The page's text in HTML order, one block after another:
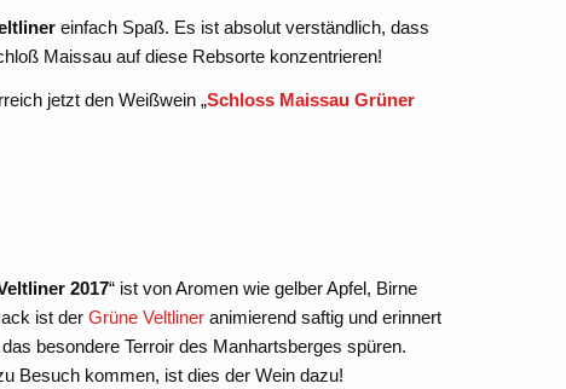
einfach Spaß. Es ist absolut verständlich, dass
Maissau auf diese Rebsorte konzentrieren!
jetzt den Weißwein „Schloss Maissau Grüner
2017“ ist von Aromen wie gelber Apfel, Birne
ist derGrüne Veltliner animierend saftig und erinnert
besondere Terroir des Manhartsberges spüren.
Besuch kommen, ist dies der Wein dazu!